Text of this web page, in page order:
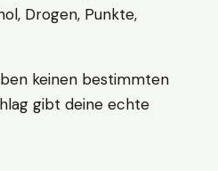
Drogen, Punkte,
keinen bestimmten
gibt deine echte